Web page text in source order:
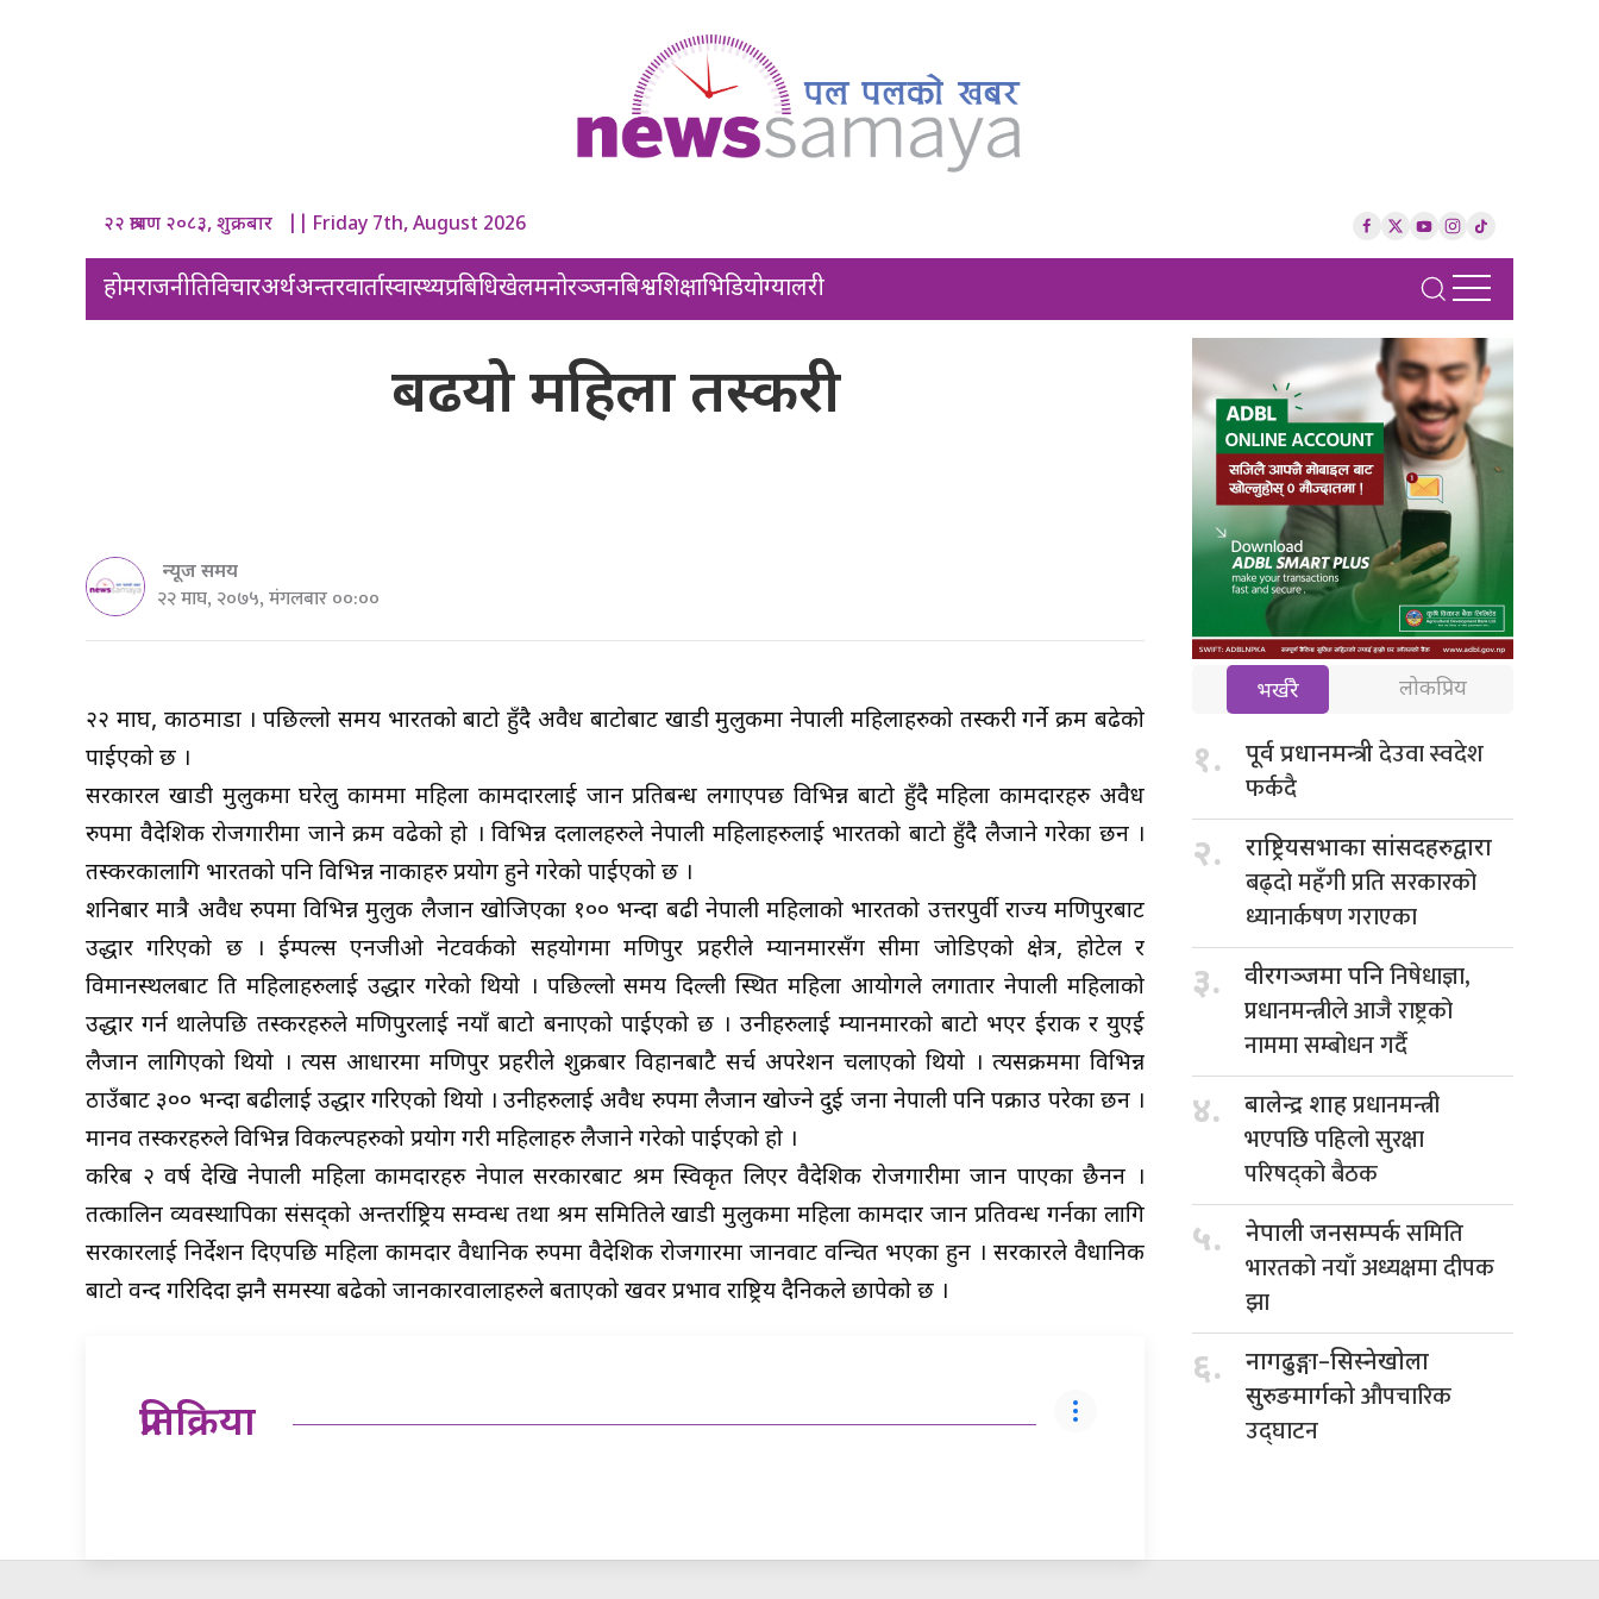
२२ श्रावण २०८३, शुक्रबार || Friday 7th, August 2026
होमराजनीतिविचारअर्थअन्तरवार्तास्वास्थ्यप्रबिधिखेलमनोरञ्जनबिश्वशिक्षाभिडियोग्यालरी
बढयो महिला तस्करी
न्यूज समय
२२ माघ, २०७५, मंगलबार ००:००
२२ माघ, काठमाडौं । पछिल्लो समय भारतको बाटो हुँदै अवैध बाटोबाट खाडी मुलुकमा नेपाली महिलाहरुको तस्करी गर्ने क्रम बढेको
पाईएको छ ।
सरकारल खाडी मुलुकमा घरेलु काममा महिला कामदारलाई जान प्रतिबन्ध लगाएपछ विभिन्न बाटो हुँदै महिला कामदारहरु अवैध
रुपमा वैदेशिक रोजगारीमा जाने क्रम वढेको हो । विभिन्न दलालहरुले नेपाली महिलाहरुलाई भारतको बाटो हुँदै लैजाने गरेका छन ।
तस्करकालागि भारतको पनि विभिन्न नाकाहरु प्रयोग हुने गरेको पाईएको छ ।
शनिबार मात्रै अवैध रुपमा विभिन्न मुलुक लैजान खोजिएका १०० भन्दा बढी नेपाली महिलाको भारतको उत्तरपुर्वी राज्य मणिपुरबाट
उद्धार गरिएको छ । ईम्पल्स एनजीओ नेटवर्कको सहयोगमा मणिपुर प्रहरीले म्यानमारसँग सीमा जोडिएको क्षेत्र, होटेल र
विमानस्थलबाट ति महिलाहरुलाई उद्धार गरेको थियो । पछिल्लो समय दिल्ली स्थित महिला आयोगले लगातार नेपाली महिलाको
उद्धार गर्न थालेपछि तस्करहरुले मणिपुरलाई नयाँ बाटो बनाएको पाईएको छ । उनीहरुलाई म्यानमारको बाटो भएर ईराक र युएई
लैजान लागिएको थियो । त्यस आधारमा मणिपुर प्रहरीले शुक्रबार विहानबाटै सर्च अपरेशन चलाएको थियो । त्यसक्रममा विभिन्न
ठाउँबाट ३०० भन्दा बढीलाई उद्धार गरिएको थियो । उनीहरुलाई अवैध रुपमा लैजान खोज्ने दुई जना नेपाली पनि पक्राउ परेका छन ।
मानव तस्करहरुले विभिन्न विकल्पहरुको प्रयोग गरी महिलाहरु लैजाने गरेको पाईएको हो ।
करिब २ वर्ष देखि नेपाली महिला कामदारहरु नेपाल सरकारबाट श्रम स्विकृत लिएर वैदेशिक रोजगारीमा जान पाएका छैनन ।
तत्कालिन व्यवस्थापिका संसद्को अन्तर्राष्ट्रिय सम्वन्ध तथा श्रम समितिले खाडी मुलुकमा महिला कामदार जान प्रतिवन्ध गर्नका लागि
सरकारलाई निर्देशन दिएपछि महिला कामदार वैधानिक रुपमा वैदेशिक रोजगारमा जानवाट वन्चित भएका हुन । सरकारले वैधानिक
बाटो वन्द गरिदिदा झनै समस्या बढेको जानकारवालाहरुले बताएको खवर प्रभाव राष्ट्रिय दैनिकले छापेको छ ।
प्रतिक्रिया
भर्खरै लोकप्रिय
१. पूर्व प्रधानमन्त्रीदेउवा स्वदेश
फर्कदै
२. राष्ट्रियसभाका सांसदहरुद्वारा
बढ्दो महँगी प्रति सरकारको
ध्यानार्कषण गराएका
३. वीरगञ्जमा पनिनिषेधाज्ञा,
प्रधानमन्त्रीले आजै राष्ट्रको
नाममा सम्बोधन गर्दै
४. बालेन्द्र शाहप्रधानमन्त्री
भएपछि पहिलो सुरक्षा
परिषद्को बैठक
५. नेपाली जनसम्पर्कसमिति
भारतको नयाँ अध्यक्षमा दीपक
झा
६.
नागढुङ्गा–सिस्नेखोला
सुरुङमार्गकोऔपचारिक
उद्घाटन